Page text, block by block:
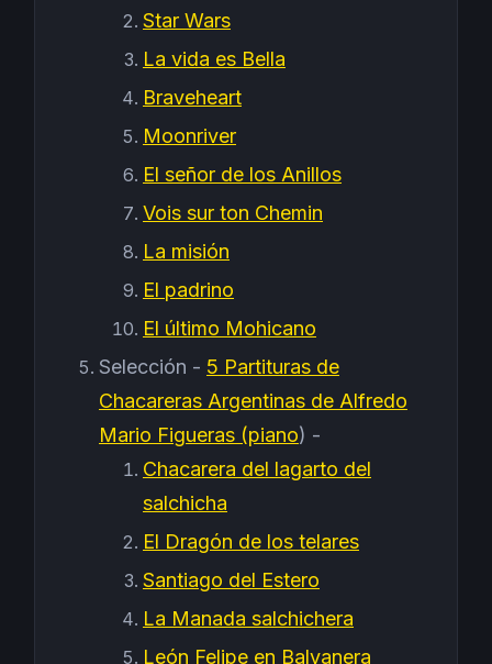
Star Wars
La vida es Bella
Braveheart
Moonriver
El señor de los Anillos
Vois sur ton Chemin
La misión
El padrino
El último Mohicano
Selección - 5 Partituras de
Chacareras Argentinas de Alfredo
Mario Figueras (piano) -
Chacarera del lagarto del
salchicha
El Dragón de los telares
Santiago del Estero
La Manada salchichera
León Felipe en Balvanera